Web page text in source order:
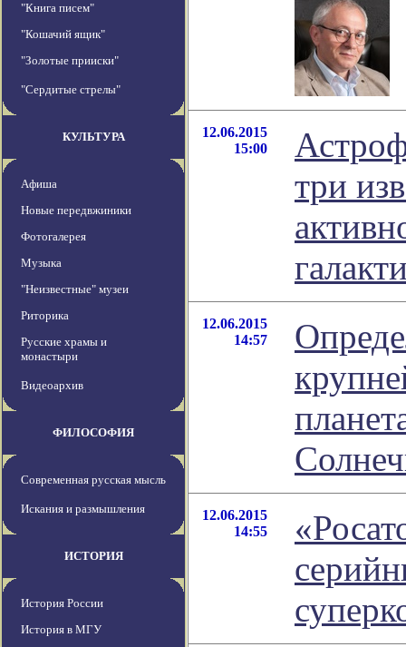
"Книга писем"
"Кошачий ящик"
"Золотые прииски"
"Сердитые стрелы"
КУЛЬТУРА
Афиша
Новые передвжиники
Фотогалерея
Музыка
"Неизвестные" музеи
Риторика
Русские храмы и
монастыри
Видеоархив
ФИЛОСОФИЯ
Современная русская мысль
Искания и размышления
ИСТОРИЯ
История России
История в МГУ
12.06.2015
15:00
три
12.06.2015
14:57
12.06.2015
14:55